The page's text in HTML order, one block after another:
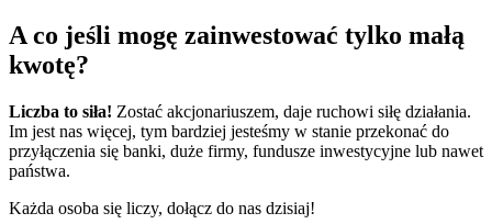
A co jeśli mogę zainwestować tylko małą
kwotę?
Liczba to siła! Zostać akcjonariuszem, daje ruchowi siłę działania.
Im jest nas więcej, tym bardziej jesteśmy w stanie przekonać do
przyłączenia się banki, duże firmy, fundusze inwestycyjne lub nawet
państwa.
Każda osoba się liczy, dołącz do nas dzisiaj!